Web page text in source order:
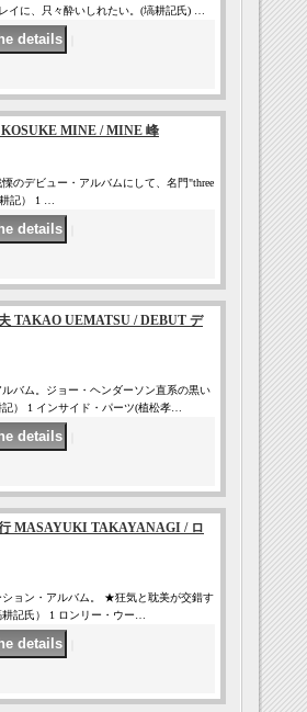
イに、只々酔いしれたい。(塙耕記氏) …
KOSUKE MINE / MINE 峰
のデビュー・アルバムにして、名門"three
記） 1 …
夫 TAKAO UEMATSU / DEBUT デ
バム。ジョー・ヘンダーソン直系の黒い
） 1 インサイド・パーツ(植松孝…
行 MASAYUKI TAKAYANAGI / ロ
ョン・アルバム。 ★狂気と耽美が交錯す
記氏） 1 ロンリー・ウー…